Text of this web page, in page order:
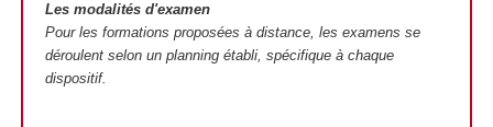
Les modalités d'examen
Pour les formations proposées à distance, les examens se
déroulent selon un planning établi, spécifique à chaque
dispositif.